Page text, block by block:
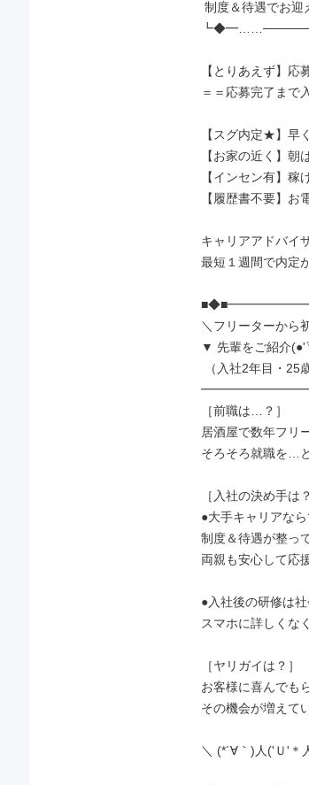
【とりあえず】応
＝＝応募完了まで
【スグ内定★】早
【お家の近く】朝
【インセン有】稼
【履歴書不要】お
キャリアアドバイ
最短１週間で内定
＼フリーターから
▼ 先輩をご紹介
［前職は…？］
居酒屋で数年フリ
そろそろ就職を…
［入社の決め手は
●大手キャリアな
制度＆待遇が整っ
両親も安心して応
●入社後の研修は社
スマホに詳しくな
［ヤリガイは？］
お客様に喜んでも
その機会が増えて
＼ (*´∀｀)人('Ｕ'＊